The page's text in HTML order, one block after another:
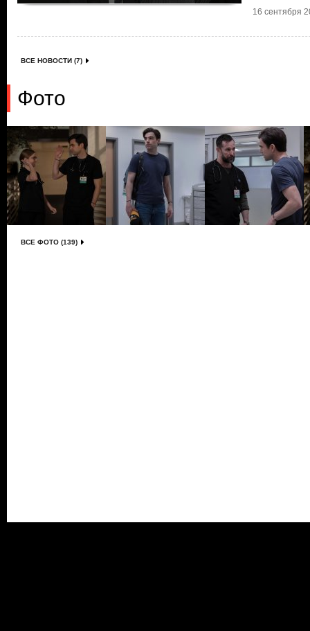
16 сентября
ВСЕ НОВОСТИ (7)
Фото
ВСЕ ФОТО (139)